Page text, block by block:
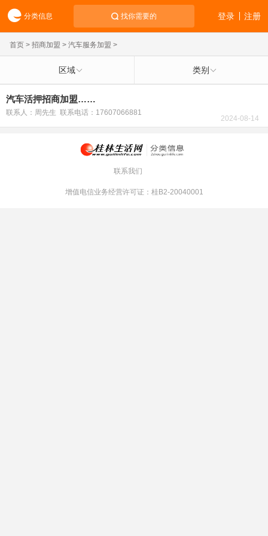
分类信息 找你需要的 注册
登录
首页 > 招商加盟 > 汽车服务加盟 >
区域 类别
汽车活押招商加盟……
联系人：周先生 联系电话：17607066881
2024-08-14
联系我们
增值电信业务经营许可证：桂B2-20040001